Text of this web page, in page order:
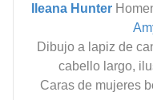
Ileana Hunter
Dibujo a lapiz de
cabello largo,
Caras de mujeres